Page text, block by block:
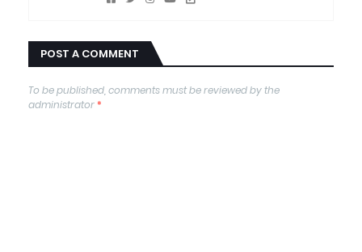
POST A COMMENT
To be published, comments must be reviewed by the
administrator*